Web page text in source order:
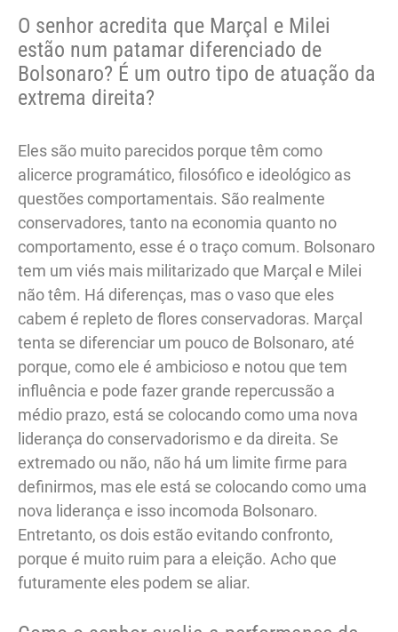
O senhor acredita que Marçal e Milei
estão num patamar diferenciado de
Bolsonaro? É um outro tipo de atuação da
extrema direita?
Eles são muito parecidos porque têm como
alicerce programático, filosófico e ideológico as
questões comportamentais. São realmente
conservadores, tanto na economia quanto no
comportamento, esse é o traço comum. Bolsonaro
tem um viés mais militarizado que Marçal e Milei
não têm. Há diferenças, mas o vaso que eles
cabem é repleto de flores conservadoras. Marçal
tenta se diferenciar um pouco de Bolsonaro, até
porque, como ele é ambicioso e notou que tem
influência e pode fazer grande repercussão a
médio prazo, está se colocando como uma nova
liderança do conservadorismo e da direita. Se
extremado ou não, não há um limite firme para
definirmos, mas ele está se colocando como uma
nova liderança e isso incomoda Bolsonaro.
Entretanto, os dois estão evitando confronto,
porque é muito ruim para a eleição. Acho que
futuramente eles podem se aliar.